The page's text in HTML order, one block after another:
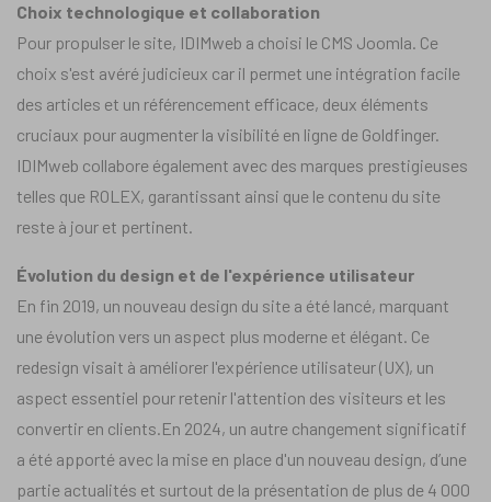
Choix technologique et collaboration
Pour propulser le site, IDIMweb a choisi le CMS Joomla. Ce
choix s'est avéré judicieux car il permet une intégration facile
des articles et un référencement efficace, deux éléments
cruciaux pour augmenter la visibilité en ligne de Goldfinger.
IDIMweb collabore également avec des marques prestigieuses
telles que ROLEX, garantissant ainsi que le contenu du site
reste à jour et pertinent.
Évolution du design et de l'expérience utilisateur
En fin 2019, un nouveau design du site a été lancé, marquant
une évolution vers un aspect plus moderne et élégant. Ce
redesign visait à améliorer l'expérience utilisateur (UX), un
aspect essentiel pour retenir l'attention des visiteurs et les
convertir en clients.En 2024, un autre changement significatif
a été apporté avec la mise en place d'un nouveau design, d’une
partie actualités et surtout de la présentation de plus de 4 000